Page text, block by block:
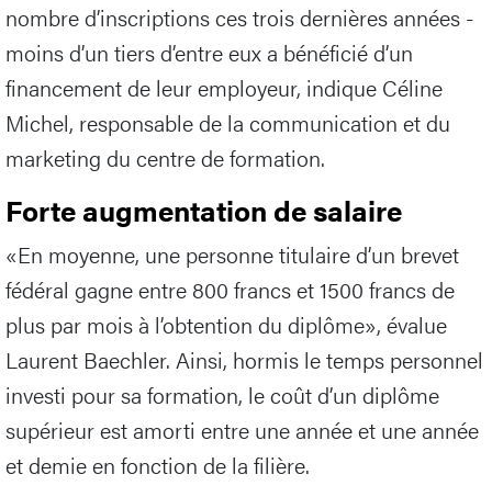
nombre d’inscriptions ces trois dernières années -
moins d’un tiers d’entre eux a bénéficié d’un
financement de leur employeur, indique Céline
Michel, responsable de la communication et du
marketing du centre de formation.
Forte augmentation de salaire
«En moyenne, une personne titulaire d’un brevet
fédéral gagne entre 800 francs et 1500 francs de
plus par mois à l’obtention du diplôme», évalue
Laurent Baechler. Ainsi, hormis le temps personnel
investi pour sa formation, le coût d’un diplôme
supérieur est amorti entre une année et une année
et demie en fonction de la filière.